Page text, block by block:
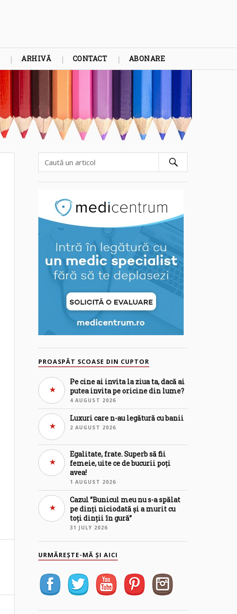
ARHIVĂ CONTACT ABONARE
PROASPĂT SCOASE DIN CUPTOR
Pe cine ai invita la ziua ta, dacă ai
putea invita pe oricine din lume?
4 AUGUST 2026
Luxuri care n-au legătură cu banii
2 AUGUST 2026
Egalitate, frate. Superb să fii
femeie, uite ce de bucurii poți
avea!
1 AUGUST 2026
Cazul ”Bunicul meu nu s-a spălat
pe dinți niciodată și a murit cu
toți dinții în gură”
31 JULY 2026
URMĂREȘTE-MĂ ȘI AICI